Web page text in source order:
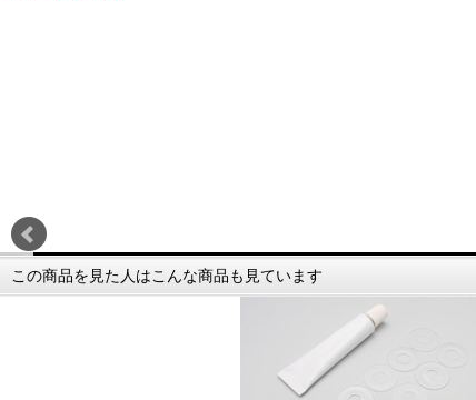
この商品を見た人はこんな商品も見ています